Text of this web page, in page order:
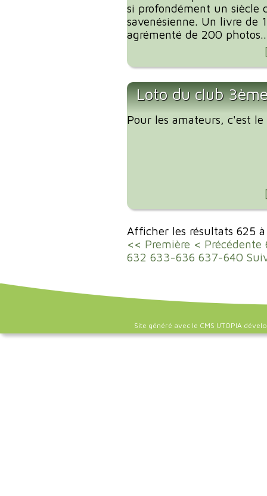
si profondément un siècle
savenésienne. Un livre de
agrémenté de 200
Loto du club
Pour les amateurs, c'est
Afficher les résultats 625
<< Première < Précédente
632 633-636 637-640
Site généré avec le CMS UTOPIA